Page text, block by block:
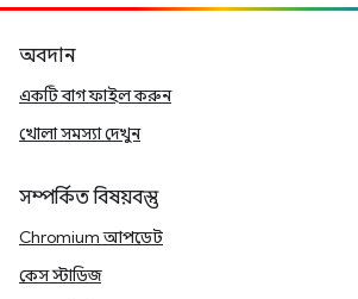
অবদান
একটি বাগ ফাইল করুন
খোলা সমস্যা দেখুন
সম্পর্কিত বিষয়বস্তু
Chromium আপডেট
কেস স্টাডিজ